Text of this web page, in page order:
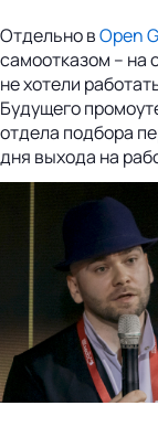
Отдельно вOpen
самоотказом – на
не хотели
Будущего
отдела подбора
дня выхода на